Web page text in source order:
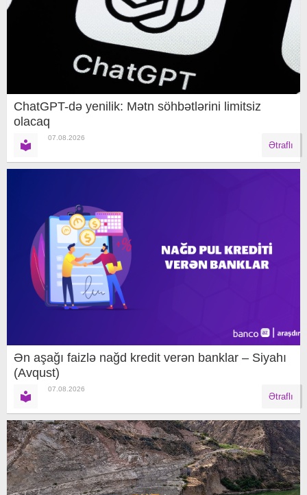
ChatGPT-də yenilik: Mətn söhbətlərini limitsiz
olacaq
07.08.2026
Ətraflı
Ən aşağı faizlə nağd kredit verən banklar – Siyahı
(Avqust)
07.08.2026
Ətraflı